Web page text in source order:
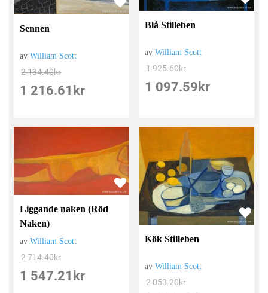
Sennen
avWilliam Scott
2 134.40kr
1 216.61 kr
Blå Stilleben
avWilliam Scott
1 925.60kr
1 097.59 kr
Liggande naken (Röd
Naken)
avWilliam Scott
2 714.40kr
1 547.21 kr
Kök Stilleben
avWilliam Scott
2 053.20kr